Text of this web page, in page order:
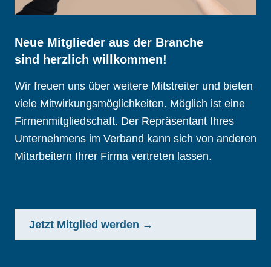
Neue Mitglieder aus der Branche
sind herzlich willkommen!
Wir freuen uns über weitere Mitstreiter und bieten
viele Mitwirkungsmöglichkeiten. Möglich ist eine
Firmenmitgliedschaft. Der Repräsentant Ihres
Unternehmens im Verband kann sich von anderen
Mitarbeitern Ihrer Firma vertreten lassen.
Jetzt Mitglied werden →